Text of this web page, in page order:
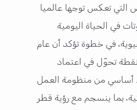
التي تعكس توجها عالميا
في الحياة اليومية
في خطوة تؤكد أن عام
نقطة تحوّل في اعتماد
أساسي من منظومة العمل
بما ينسجم مع رؤية قطر